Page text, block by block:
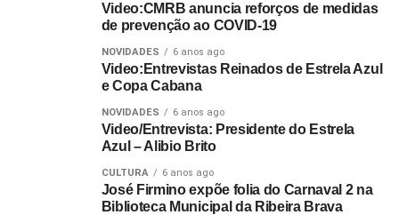
Video:CMRB anuncia reforços de medidas
de prevenção ao COVID-19
NOVIDADES 6 anos ago
Video:Entrevistas Reinados de Estrela Azul
e Copa Cabana
NOVIDADES 6 anos ago
Video/Entrevista: Presidente do Estrela
Azul – Alibio Brito
CULTURA 6 anos ago
José Firmino expõe folia do Carnaval 2 na
Biblioteca Municipal da Ribeira Brava